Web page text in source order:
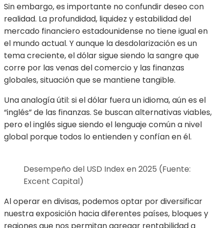
Sin embargo, es importante no confundir deseo con
realidad. La profundidad, liquidez y estabilidad del
mercado financiero estadounidense no tiene igual en
el mundo actual. Y aunque la desdolarización es un
tema creciente, el dólar sigue siendo la sangre que
corre por las venas del comercio y las finanzas
globales, situación que se mantiene tangible.
Una analogía útil: si el dólar fuera un idioma, aún es el
“inglés” de las finanzas. Se buscan alternativas viables,
pero el inglés sigue siendo el lenguaje común a nivel
global porque todos lo entienden y confían en él.
Desempeño del USD Index en 2025 (Fuente:
Excent Capital)
Al operar en divisas, podemos optar por diversificar
nuestra exposición hacia diferentes países, bloques y
regiones que nos permitan agregar rentabilidad a